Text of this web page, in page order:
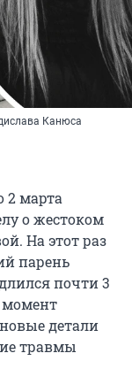
Канюса
2 марта
о жестоком
На этот раз
парень
почти 3
момент
детали
травмы